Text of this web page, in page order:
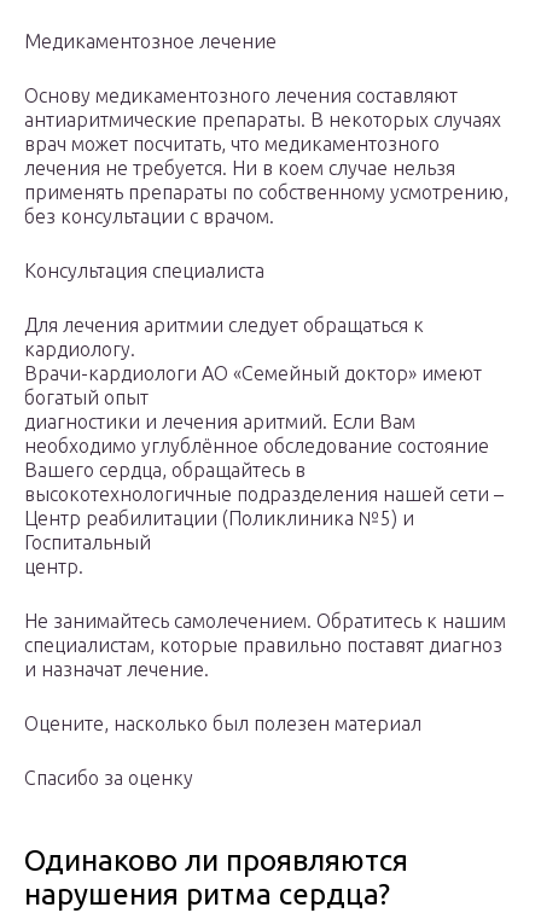
Медикаментозное лечение
Основу медикаментозного лечения составляют
антиаритмические препараты. В некоторых случаях
врач может посчитать, что медикаментозного
лечения не требуется. Ни в коем случае нельзя
применять препараты по собственному усмотрению,
без консультации с врачом.
Консультация специалиста
Для лечения аритмии следует обращаться к
кардиологу.
Врачи-кардиологи АО «Семейный доктор» имеют
богатый опыт
диагностики и лечения аритмий. Если Вам
необходимо углублённое обследование состояние
Вашего сердца, обращайтесь в
высокотехнологичные подразделения нашей сети –
Центр реабилитации (Поликлиника №5) и
Госпитальный
центр.
Не занимайтесь самолечением. Обратитесь к нашим
специалистам, которые правильно поставят диагноз
и назначат лечение.
Оцените, насколько был полезен материал
Спасибо за оценку
Одинаково ли проявляются
нарушения ритма сердца?